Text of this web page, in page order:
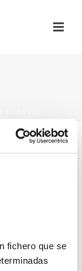
fichero que se